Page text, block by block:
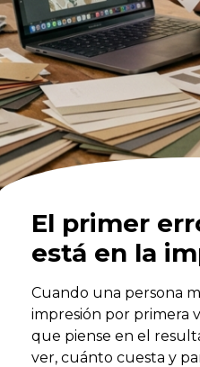
El primer
está en la
Cuando una persona
impresión por primera
que piense en el
ver, cuánto cuesta y